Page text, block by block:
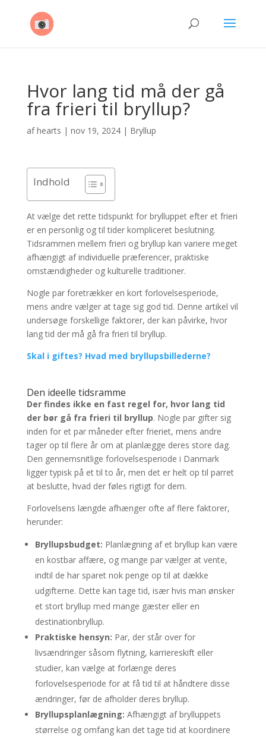
Hvor lang tid må der gå
fra frieri til bryllup?
afhearts | nov 19, 2024| Bryllup
Indhold
At vælge det rette tidspunkt for brylluppet efter et frieri
er en personlig og til tider kompliceret beslutning.
Tidsrammen mellem frieri og bryllup kan variere meget
afhængigt af individuelle præferencer, praktiske
omstændigheder og kulturelle traditioner.
Nogle par foretrækker en kort forlovelsesperiode,
mens andre vælger at tage sig god tid. Denne artikel vil
undersøge forskellige faktorer, der kan påvirke, hvor
lang tid der må gå fra frieri til bryllup.
Skal i giftes? Hvad med bryllupsbillederne?
Den ideelle tidsramme
Der findes ikke en fast regel for, hvor lang tid
der bør gå fra frieri til bryllup. Nogle par gifter sig
inden for et par måneder efter frieriet, mens andre
tager op til flere år om at planlægge deres store dag.
Den gennemsnitlige forlovelsesperiode i Danmark
ligger typisk på et til to år, men det er helt op til parret
at beslutte, hvad der føles rigtigt for dem.
Forlovelsens længde afhænger ofte af flere faktorer,
herunder:
Bryllupsbudget: Planlægning af et bryllup kan være
en kostbar affære, og mange par vælger at vente,
indtil de har sparet nok penge op til at dække
udgifterne. Dette kan tage tid, især hvis man ønsker
et stort bryllup med mange gæster eller en
destinationbryllup.
Praktiske hensyn: Par, der står over for
livsændringer såsom flytning, karriereskift eller
studier, kan vælge at forlænge deres
forlovelsesperiode for at få tid til at håndtere disse
ændringer, før de afholder deres bryllup.
Bryllupsplanlægning: Afhængigt af brylluppets
størrelse og omfang kan det tage tid at koordinere